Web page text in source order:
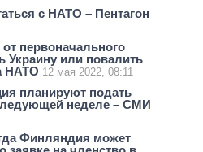
с НАТО – Пентагон
первоначального
Украину или повалить
НАТО 12 мая 2022, 08:11
планируют подать
неделе – СМИ
Финляндия может